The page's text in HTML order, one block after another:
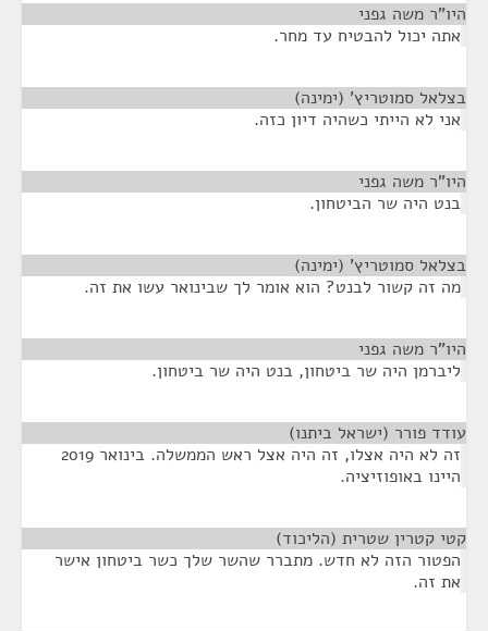
היו"ר משה גפני
אתה יכול להבטיח עד מחר.
בצלאל סמוטריץ' (ימינה)
אני לא הייתי כשהיה דיון כזה.
היו"ר משה גפני
בנט היה שר הביטחון.
בצלאל סמוטריץ' (ימינה)
מה זה קשור לבנט? הוא אומר לך שבינואר עשו את זה.
היו"ר משה גפני
ליברמן היה שר ביטחון, בנט היה שר ביטחון.
עודד פורר (ישראל ביתנו)
זה לא היה אצלו, זה היה אצל ראש הממשלה. בינואר 2019
היינו באופוזיציה.
קטי קטרין שטרית (הליכוד)
הפטור הזה לא חדש. מתברר שהשר שלך כשר ביטחון אישר
את זה.